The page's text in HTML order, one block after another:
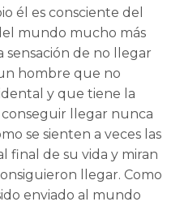
él es consciente del
mundo mucho más
sensación de no llegar
hombre que no
y que tiene la
conseguir llegar nunca
se sienten a veces las
final de su vida y miran
llegar. Como
enviado al mundo